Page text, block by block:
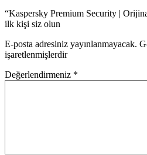
“Kaspersky Premium Security |
ilk kişi siz olun
E-posta adresiniz yayınlanmayacak.
işaretlenmişlerdir
Değerlendirmeniz *